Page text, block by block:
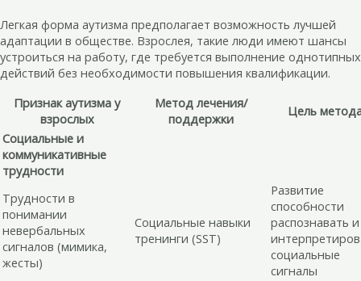
Легкая форма аутизма предполагает возможность лучшей
адаптации в обществе. Взрослея, такие люди имеют шансы
устроиться на работу, где требуется выполнение однотипных
действий без необходимости повышения квалификации.
Признак аутизма у
взрослых
Метод лечения/
поддержки
Цель
Социальные и
коммуникативные
трудности
Трудности в
понимании
невербальных
сигналов (мимика,
жесты)
Социальные навыки
тренинги (SST)
Развитие
способности
распознавать и
социальные
сигналы